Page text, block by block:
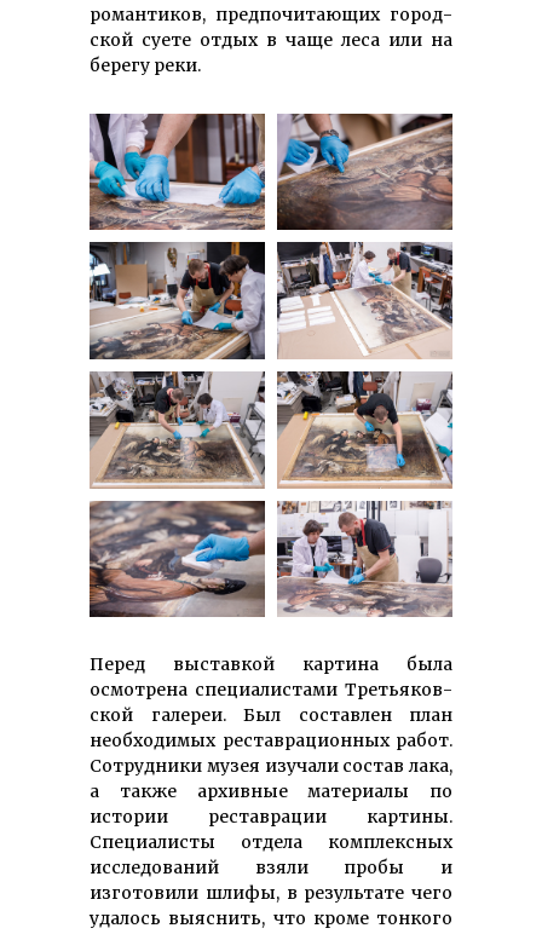
романтиков, пред­по­читающих го­род­
ской суете отдых в чаще леса или на
берегу реки.
Перед выставкой картина была
осмотрена спе­циалистами Третья­ков­
ской галереи. Был составлен план
необходимых рестав­рационных работ.
Сотрудники музея изучали состав лака,
а также архивные материалы по
истории реставрации картины.
Специалисты отдела комплексных
исследований взяли пробы и
изготовили шлифы, в результате чего
удалось выяснить, что кроме тонкого